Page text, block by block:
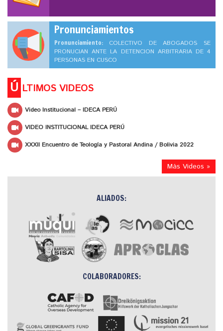
Pronunciamientos
Pronunciamiento: COLECTIVO DE ABOGADOS SE
PRONUCIAN ANTE LA DETENCION ARBITRARIA DE 4
PERSONAS EN CUSCO
Ú LTIMOS VIDEOS
Video Institucional – IDECA PERÚ
VIDEO INSTITUCIONAL IDECA PERÚ
XXXII Encuentro de Teología y Pastoral Andina / Bolivia 2022
Más Videos »
ALIADOS:
COLABORADORES: